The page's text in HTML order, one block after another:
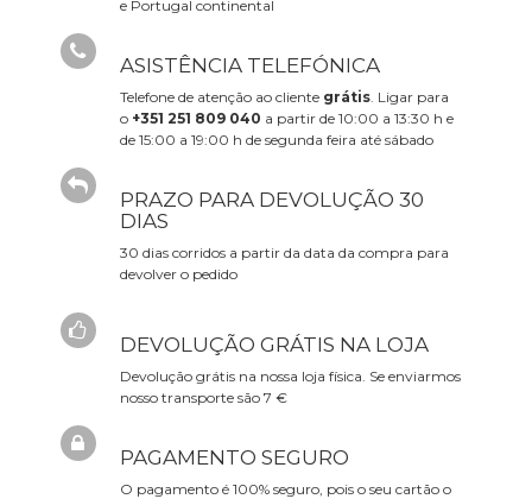
e Portugal continental
ASISTÊNCIA TELEFÓNICA
Telefone de atenção ao cliente grátis. Ligar para
o +351 251 809 040 a partir de 10:00 a 13:30 h e
de 15:00 a 19:00 h de segunda feira até sábado
PRAZO PARA DEVOLUÇÃO 30
DIAS
30 dias corridos a partir da data da compra para
devolver o pedido
DEVOLUÇÃO GRÁTIS NA LOJA
Devolução grátis na nossa loja física. Se enviarmos
nosso transporte são 7 €
PAGAMENTO SEGURO
O pagamento é 100% seguro, pois o seu cartão o